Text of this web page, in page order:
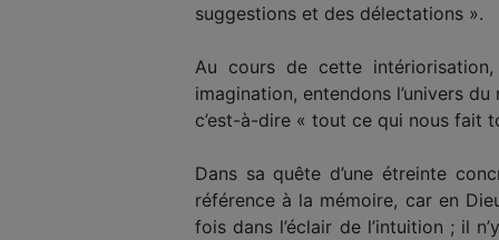
suggestions et des délectations ».
Au cours de cette intériorisation,
imagination, entendons l’univers
c’est-à-dire « tout ce qui nous fait
Dans sa quête d’une étreinte
référence à la mémoire, car en
fois dans l’éclair de l’intuition ; il